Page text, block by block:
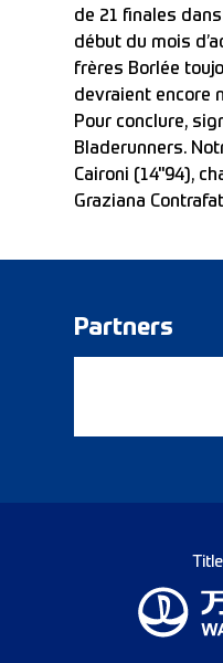
de 21 finales
début du mois
frères Borlée
devraient encore
Pour conclure,
Bladerunners.
Caironi (14"94),
Graziana
Partners